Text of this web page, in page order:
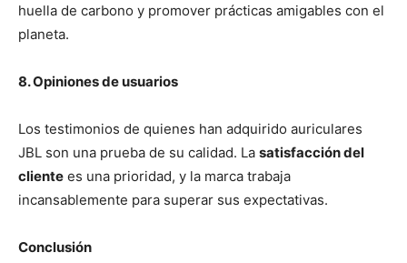
huella de carbono y promover prácticas amigables con el
planeta.
8. Opiniones de usuarios
Los testimonios de quienes han adquirido auriculares
JBL son una prueba de su calidad. La satisfacción del
cliente es una prioridad, y la marca trabaja
incansablemente para superar sus expectativas.
Conclusión